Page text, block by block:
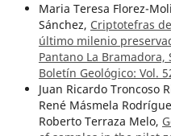
Maria Teresa Florez-
Sánchez, Criptotefras
último milenio
Pantano La
Boletín Geológico: Vol.
Juan Ricardo Troncoso
René Másmela
Roberto Terraza Melo,